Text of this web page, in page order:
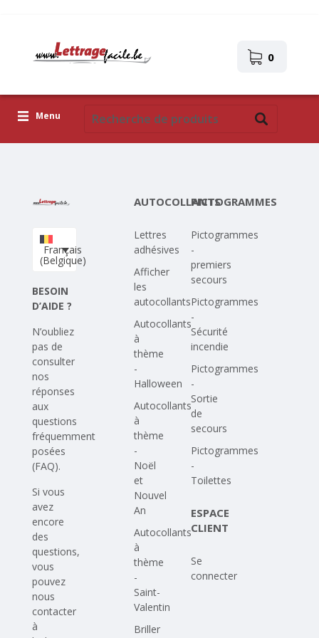
0
Menu
Téléchargez votre propre conception
Corona Covid-19
Français
(Belgique)
BESOIN
D’AIDE ?
N’oubliez
pas de
consulter
nos
réponses
aux
questions
fréquemment
posées
(FAQ).
Si vous
avez
encore
des
questions,
vous
pouvez
nous
contacter
à
AUTOCOLLANTS
Lettres
adhésives
Afficher
les
autocollants
Autocollants
à
thème
-
Halloween
Autocollants
à
thème
-
Noël
et
Nouvel
An
Autocollants
à
thème
-
Saint-
Valentin
Briller
PICTOGRAMMES
Pictogrammes
-
premiers
secours
Pictogrammes
-
Sécurité
incendie
Pictogrammes
-
Sortie
de
secours
Pictogrammes
-
Toilettes
ESPACE
CLIENT
Se
connecter